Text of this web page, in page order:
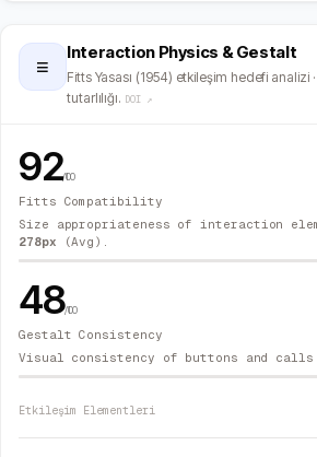
≡
Interaction Physics & Gestalt
Fitts Yasası (1954) etkileşim hedefi analizi
tutarlılığı. DOI ↗
92/100
Fitts Compatibility
Size appropriateness of interaction
278px (Avg).
48/100
Gestalt Consistency
Visual consistency of buttons and
Etkileşim Elementleri